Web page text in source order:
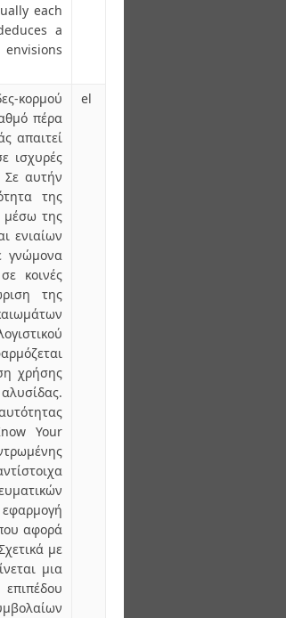
each
a
κορμού
πέρα
απαιτεί
ισχυρές
Σε αυτήν
της
μέσω της
ενιαίων
γνώμονα
κοινές
της
χρήσης
αλυσίδας.
Your
αφορά
με
μια
el